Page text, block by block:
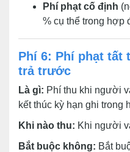
Phí phạt cố định
% cụ thể trong hợp
Phí 6: Phí phạt tất
trả trước
Là gì: Phí thu khi người
kết thúc kỳ hạn ghi trong
Khi nào thu: Khi người
Bắt buộc không: Bắt